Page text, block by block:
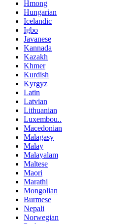
Hmong
Hungarian
Icelandic
Igbo
Javanese
Kannada
Kazakh
Khmer
Kurdish
Kyrgyz
Latin
Latvian
Lithuanian
Luxembou..
Macedonian
Malagasy
Malay
Malayalam
Maltese
Maori
Marathi
Mongolian
Burmese
Nepali
Norwegian